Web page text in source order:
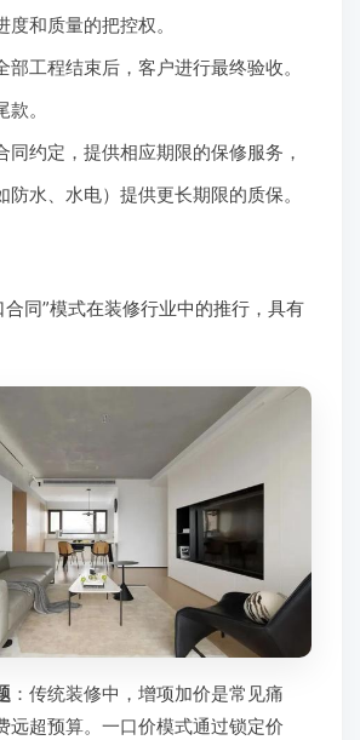
和质量的把控权。
部工程结束后，客户进行最终验收。
。
同约定，提供相应期限的保修服务，
防水、水电）提供更长期限的质保。
合同”模式在装修行业中的推行，具有
：传统装修中，增项加价是常见痛
远超预算。一口价模式通过锁定价